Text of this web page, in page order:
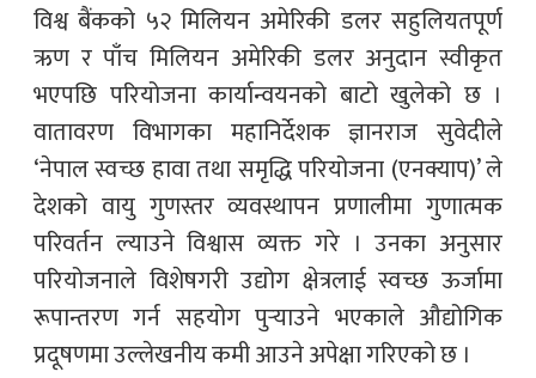
विश्व बैंकको ५२ मिलियन अमेरिकी डलर सहुलियतपूर्ण
ऋण र पाँच मिलियन अमेरिकी डलर अनुदान स्वीकृत
भएपछि परियोजना कार्यान्वयनको बाटो खुलेको छ ।
वातावरण विभागका महानिर्देशक ज्ञानराज सुवेदीले
‘नेपाल स्वच्छ हावा तथा समृद्धि परियोजना (एनक्याप)’ ले
देशको वायु गुणस्तर व्यवस्थापन प्रणालीमा गुणात्मक
परिवर्तन ल्याउने विश्वास व्यक्त गरे । उनका अनुसार
परियोजनाले विशेषगरी उद्योग क्षेत्रलाई स्वच्छ ऊर्जामा
रूपान्तरण गर्न सहयोग पुर्‍याउने भएकाले औद्योगिक
प्रदूषणमा उल्लेखनीय कमी आउने अपेक्षा गरिएको छ ।